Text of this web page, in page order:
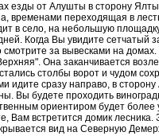
езды от Алушты в сторону
временами переходящая в
в село, на небольшую
Когда Вы увидите сетчатый
смотрите за вывесками на
Она заканчивается
столбы ворот и чудом
идите сразу направо, в
Вы будете проходить
ориентиром будет более
Вам встретится домик лесника.
вид на Северную